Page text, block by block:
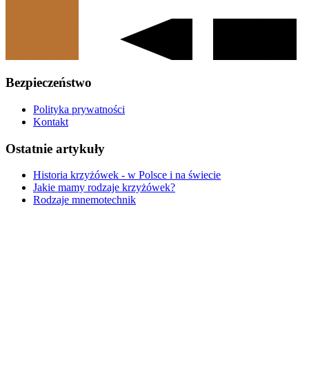
Bezpieczeństwo
Polityka prywatności
Kontakt
Ostatnie artykuły
Historia krzyżówek - w Polsce i na świecie
Jakie mamy rodzaje krzyżówek?
Rodzaje mnemotechnik